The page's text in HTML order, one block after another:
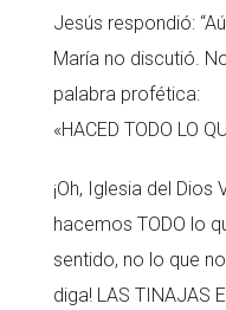
Jesús respondió:
María no discutió.
palabra profética:
«HACED TODO LO
¡Oh, Iglesia del Dios
hacemos TODO lo
sentido, no lo que
diga! LAS TINAJAS